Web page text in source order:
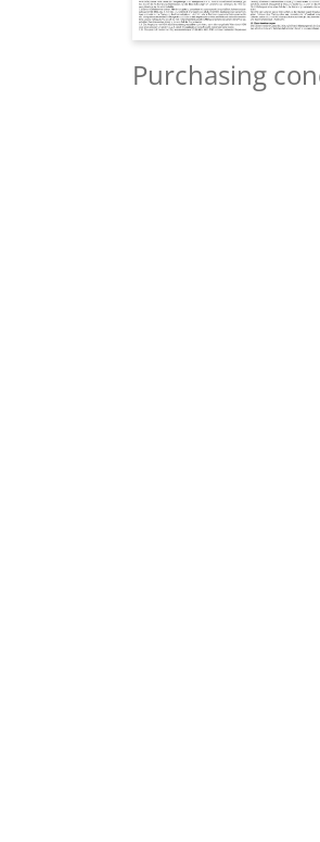
Purchasing